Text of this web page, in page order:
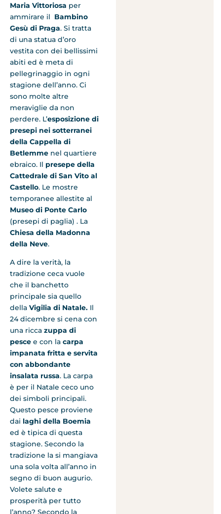
Maria Vittoriosa per
ammirare il Bambino
Gesù di Praga. Si tratta
di una statua d’oro
vestita con dei bellissimi
abiti ed è meta di
pellegrinaggio in ogni
stagione dell’anno. Ci
sono molte altre
meraviglie da non
perdere. L’esposizione di
presepi nei sotterranei
della Cappella di
Betlemme nel quartiere
ebraico. Il presepe della
Cattedrale di San Vito al
Castello. Le mostre
temporanee allestite al
Museo di Ponte Carlo
(presepi di paglia) . La
Chiesa della Madonna
della Neve.
A dire la verità, la
tradizione ceca vuole
che il banchetto
principale sia quello
della Vigilia di Natale. Il
24 dicembre si cena con
una ricca zuppa di
pesce e con la carpa
impanata fritta e servita
con abbondante
insalata russa. La carpa
è per il Natale ceco uno
dei simboli principali.
Questo pesce proviene
dai laghi della Boemia
ed è tipica di questa
stagione. Secondo la
tradizione la si mangiava
una sola volta all’anno in
segno di buon augurio.
Volete salute e
prosperità per tutto
l’anno? Secondo la